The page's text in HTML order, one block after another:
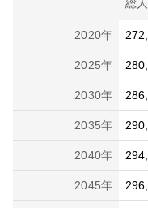
総
2020年
2025年
2030年
2035年
2040年
2045年